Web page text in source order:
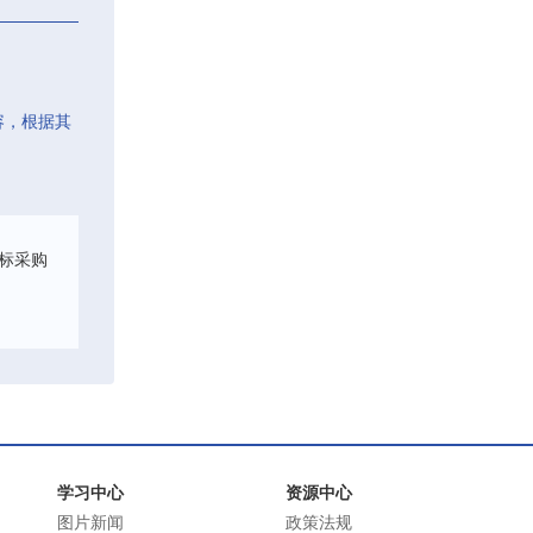
，根据其
采购
学习中心
图片新闻
资源中心
政策法规